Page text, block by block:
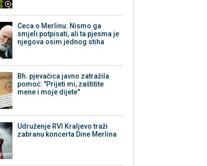
Ceca o Merlinu: Nismo ga
smjeli potpisati, ali ta pjesma je
njegova osim jednog stiha
Bh. pjevačica javno zatražila
pomoć: "Prijeti mi, zaštitite
mene i moje dijete"
Udruženje RVI Kraljevo traži
zabranu koncerta Dine Merlina